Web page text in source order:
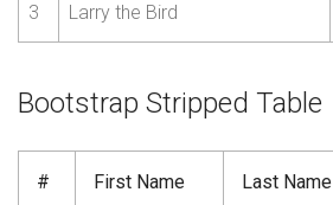
3 Larry the Bird
Bootstrap Stripped Table
# First Name Last Name